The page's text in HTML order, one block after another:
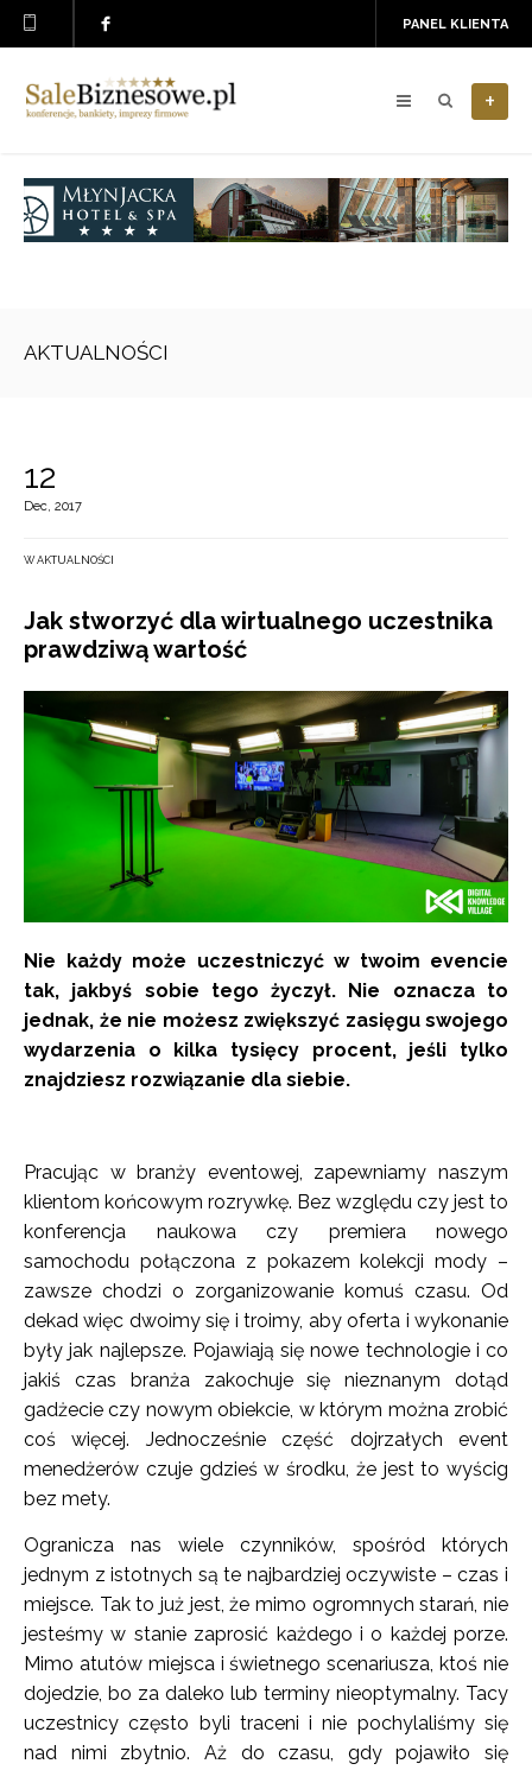
PANEL KLIENTA
+
AKTUALNOŚCI
12
Dec, 2017
W AKTUALNOŚCI
Jak stworzyć dla wirtualnego uczestnika
prawdziwą wartość
Nie każdy może uczestniczyć w twoim evencie
tak, jakbyś sobie tego życzył. Nie oznacza to
jednak, że nie możesz zwiększyć zasięgu swojego
wydarzenia o kilka tysięcy procent, jeśli tylko
znajdziesz rozwiązanie dla siebie.
Pracując w branży eventowej, zapewniamy naszym
klientom końcowym rozrywkę. Bez względu czy jest to
konferencja naukowa czy premiera nowego
samochodu połączona z pokazem kolekcji mody –
zawsze chodzi o zorganizowanie komuś czasu. Od
dekad więc dwoimy się i troimy, aby oferta i wykonanie
były jak najlepsze. Pojawiają się nowe technologie i co
jakiś czas branża zakochuje się nieznanym dotąd
gadżecie czy nowym obiekcie, w którym można zrobić
coś więcej. Jednocześnie część dojrzałych event
menedżerów czuje gdzieś w środku, że jest to wyścig
bez mety.
Ogranicza nas wiele czynników, spośród których
jednym z istotnych są te najbardziej oczywiste – czas i
miejsce. Tak to już jest, że mimo ogromnych starań, nie
jesteśmy w stanie zaprosić każdego i o każdej porze.
Mimo atutów miejsca i świetnego scenariusza, ktoś nie
dojedzie, bo za daleko lub terminy nieoptymalny. Tacy
uczestnicy często byli traceni i nie pochylaliśmy się
nad nimi zbytnio. Aż do czasu, gdy pojawiło się